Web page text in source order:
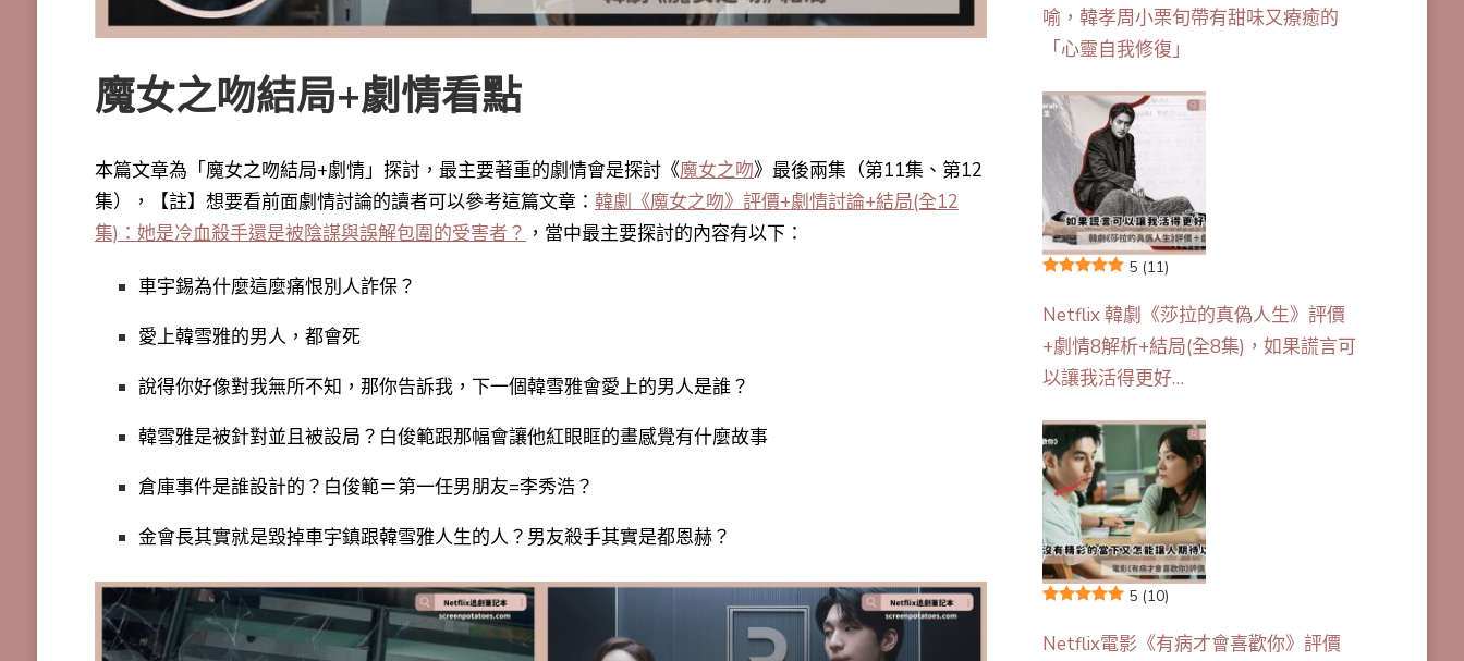
魔女之吻結局+劇情看點
本篇文章為「魔女之吻結局+劇情」探討，最主要著重的劇情會是探討《魔女之吻》最後兩集（第11集、第12
集），【註】想要看前面劇情討論的讀者可以參考這篇文章： 韓劇《魔女之吻》評價+劇情討論+結局(全12
集)：她是冷血殺手還是被陰謀與誤解包圍的受害者？ ， 當中最主要探討的內容有以下：
車宇錫為什麼這麼痛恨別人詐保？
愛上韓雪雅的男人，都會死
說得你好像對我無所不知，那你告訴我，下一個韓雪雅會愛上的男人是誰？
韓雪雅是被針對並且被設局？白俊範跟那幅會讓他紅眼眶的畫感覺有什麼故事
倉庫事件是誰設計的？白俊範＝第一任男朋友=李秀浩？
金會長其實就是毀掉車宇鎮跟韓雪雅人生的人？男友殺手其實是都恩赫？
喻，韓孝周小栗旬帶有甜味又療癒的
「心靈自我修復」
5 (11)
Netflix 韓劇《莎拉的真偽人生》評價
+劇情8解析+結局(全8集)，如果謊言可
以讓我活得更好…
5 (10)
Netflix電影《有病才會喜歡你》評價